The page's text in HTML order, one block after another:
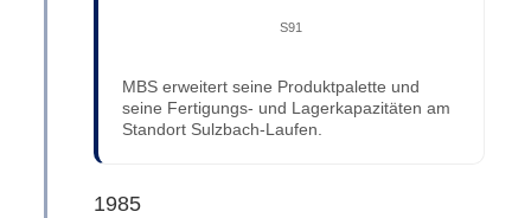
S91
MBS erweitert seine Produktpalette und
seine Fertigungs- und Lagerkapazitäten am
Standort Sulzbach-Laufen.
1985